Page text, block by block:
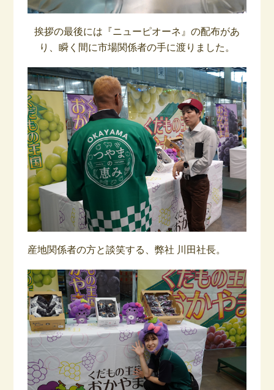
挨拶の最後には『ニューピオーネ』の配布があ
り、瞬く間に市場関係者の手に渡りました。
産地関係者の方と談笑する、弊社 川田社長。